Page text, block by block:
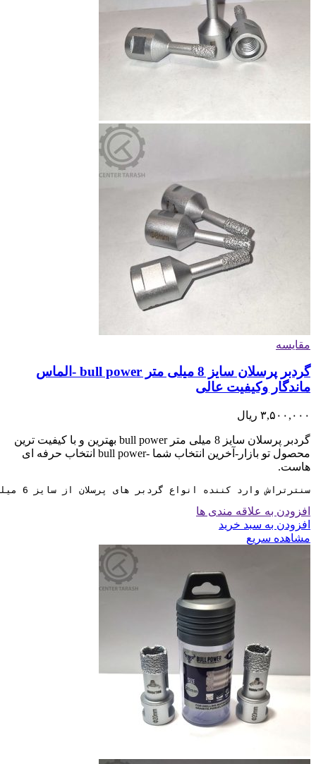
مقایسه
گردبر پرسلان سایز 8 میلی متر bull power -الماس
ماندگار وکیفیت عالی
۳,۵۰۰,۰۰۰ ریال
گردبر پرسلان سایز 8 میلی متر bull power بهترین و با کیفیت ترین
محصول تو بازار-آخرین انتخاب شما -bull power انتخاب حرفه ای
هاست.
سنترتراش وارد کننده انواع گردبر های پرسلان از سایز 6 میلی متر تا 130 میلی متر با برند تجاری bull power می باشد.
افزودن به علاقه مندی ها
افزودن به سبد خرید
مشاهده سریع